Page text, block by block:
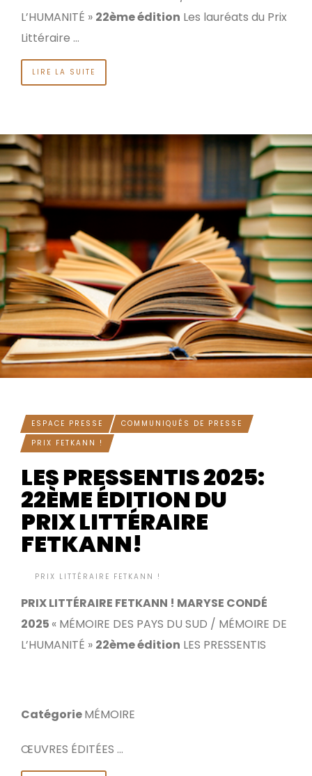
L’HUMANITÉ » 22ème édition Les lauréats du Prix
Littéraire …
LIRE LA SUITE
ESPACE PRESSE
COMMUNIQUÉS DE PRESSE
PRIX FETKANN !
LES PRESSENTIS 2025:
22ÈME ÉDITION DU
PRIX LITTÉRAIRE
FETKANN!
PRIX LITTÉRAIRE FETKANN !
PRIX LITTÉRAIRE FETKANN ! MARYSE CONDÉ
2025 « MÉMOIRE DES PAYS DU SUD / MÉMOIRE DE
L’HUMANITÉ » 22ème édition LES PRESSENTIS
CatégorieMÉMOIRE
ŒUVRES ÉDITÉES …